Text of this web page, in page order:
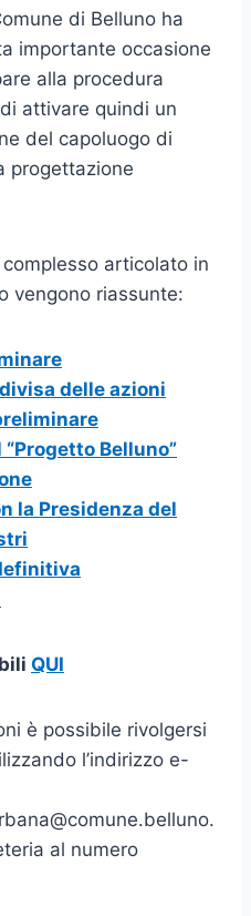
di Belluno ha
importante occasione
alla procedura
attivare quindi un
del capoluogo di
progettazione
articolato in
vengono riassunte:
delle azioni
“Progetto Belluno”
la Presidenza del
QUI
è possibile rivolgersi
l’indirizzo e-
al numero